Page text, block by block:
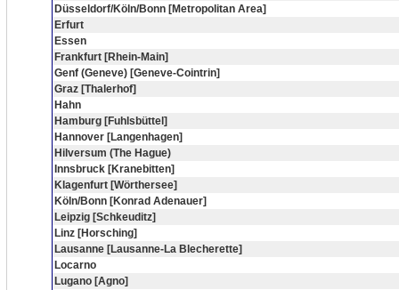
Düsseldorf/Köln/Bonn [Metropolitan Area]
Erfurt
Essen
Frankfurt [Rhein-Main]
Genf (Geneve) [Geneve-Cointrin]
Graz [Thalerhof]
Hahn
Hamburg [Fuhlsbüttel]
Hannover [Langenhagen]
Hilversum (The Hague)
Innsbruck [Kranebitten]
Klagenfurt [Wörthersee]
Köln/Bonn [Konrad Adenauer]
Leipzig [Schkeuditz]
Linz [Horsching]
Lausanne [Lausanne-La Blecherette]
Locarno
Lugano [Agno]